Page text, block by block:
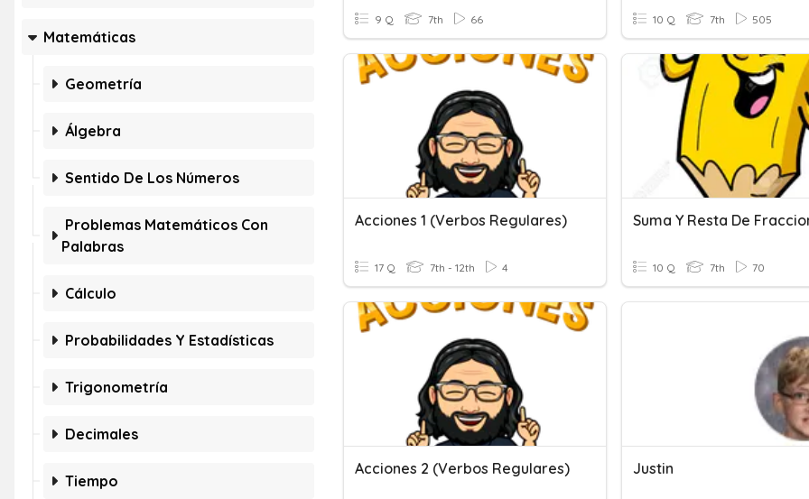
Matemáticas
Geometría
Álgebra
Sentido De Los Números
Problemas Matemáticos Con
Palabras
Cálculo
Probabilidades Y Estadísticas
Trigonometría
Decimales
Tiempo
9 Q 7th 66 10 Q 7th 505
Acciones 1 (verbos Regulares)
17 Q 7th - 12th 4
Suma Y Resta De
10 Q 7th 70
Acciones 2 (verbos Regulares) Justin